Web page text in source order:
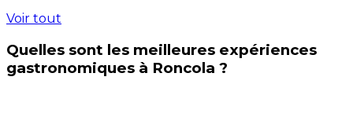
Voir tout
Quelles sont les meilleures expériences
gastronomiques à Roncola ?